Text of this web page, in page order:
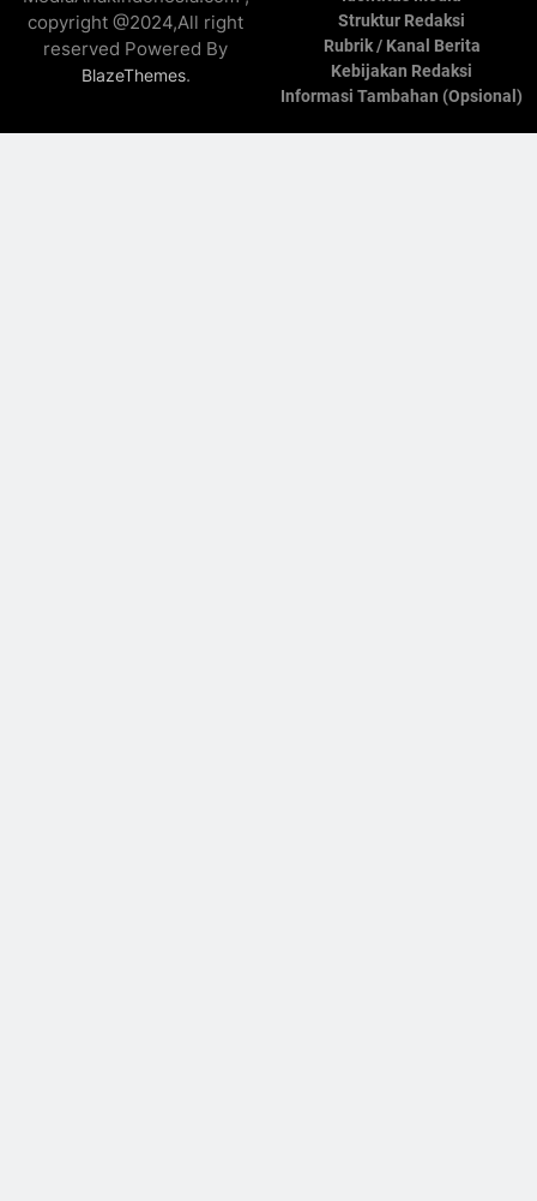
copyright @2024,All right
reserved Powered By
BlazeThemes.
Struktur Redaksi
Rubrik / Kanal Berita
Kebijakan Redaksi
Informasi Tambahan (Opsional)